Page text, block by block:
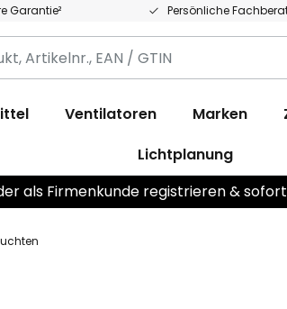
Garantie² Persönliche
Ventilatoren Marken
Lichtplanung
als Firmenkunde registrieren &